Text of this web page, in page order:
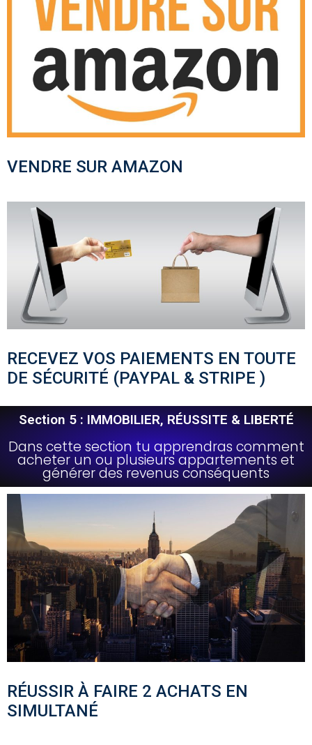
VENDRE SUR AMAZON
RECEVEZ VOS PAIEMENTS EN TOUTE
DE SÉCURITÉ (PAYPAL & STRIPE )
Section 5 : IMMOBILIER, RÉUSSITE & LIBERTÉ
Dans cette section tu apprendras comment
acheter un ou plusieurs appartements et
générer des revenus conséquents
RÉUSSIR À FAIRE 2 ACHATS EN
SIMULTANÉ